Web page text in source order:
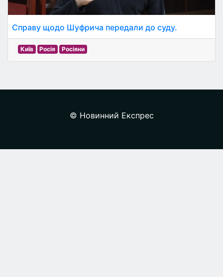
Справу щодо Шуфрича передали до суду.
Київ Росія Росіяни
© Новинний Експрес